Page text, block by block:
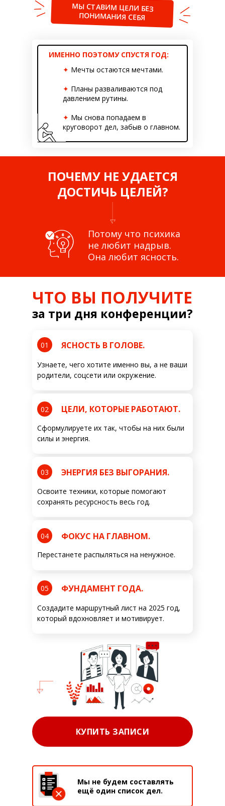
ИМЕННО ПОЭТОМУ СПУСТЯ ГОД:
✦ Мечты остаются мечтами.
✦ Планы разваливаются под
давлением рутины.
✦ Мы снова попадаем в
круговорот дел, забыв о главном.
МЫ СТАВИМ ЦЕЛИ БЕЗ
ПОНИМАНИЯ СЕБЯ
ПОЧЕМУ НЕ УДАЕТСЯ
ДОСТИЧЬ ЦЕЛЕЙ?
Потому что психика
не любит надрыв.
Она любит ясность.
Узнаете, чего хотите именно вы, а не ваши
родители, соцсети или окружение.
01 ЯСНОСТЬ В ГОЛОВЕ.
Создадите маршрутный лист на 2025 год,
который вдохновляет и мотивирует.
05 ФУНДАМЕНТ ГОДА.
Сформулируете их так, чтобы на них были
силы и энергия.
02 ЦЕЛИ, КОТОРЫЕ РАБОТАЮТ.
Освоите техники, которые помогают
сохранять ресурсность весь год.
03 ЭНЕРГИЯ БЕЗ ВЫГОРАНИЯ.
Перестанете распыляться на ненужное.
04 ФОКУС НА ГЛАВНОМ.
ЧТО ВЫ ПОЛУЧИТЕ
за три дня конференции?
КУПИТЬ ЗАПИСИ
Мы не будем составлять
ещё один список дел.